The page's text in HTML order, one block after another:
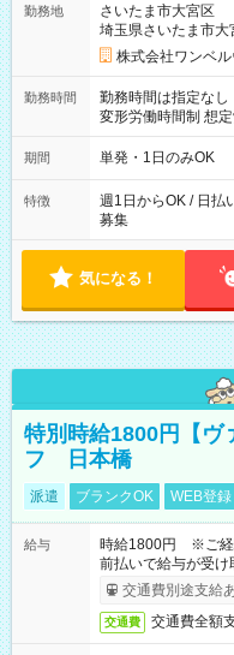
勤務地
さいたま市大宮区
埼玉県さいたま市大
株式会社ワンベ
勤務時間
勤務時間は指定なし
変形労働時間制 想定労働時間
～21：00
期間 単発・1日のみOK
特徴
週1日からOK / 日払
募集
気になる！
特別時給1800円【ヴ
フ 日本橋
派遣 ブランクOK WEB登
給与
時給1800円 ※ご経
前払いで給与が受け
交通費別途支給
交通費 交通費全額